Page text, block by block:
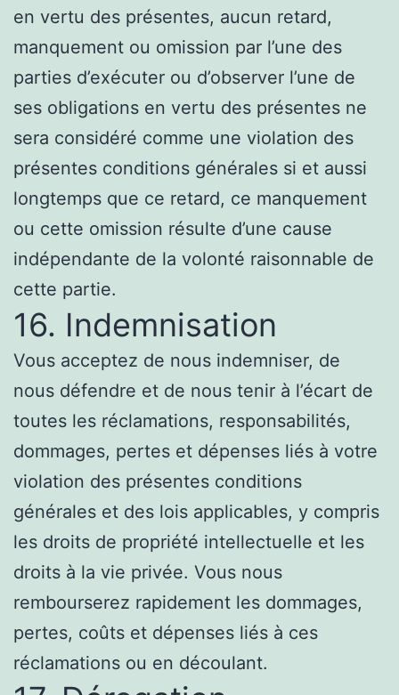
en vertu des présentes, aucun retard,
manquement ou omission par l’une des
parties d’exécuter ou d’observer l’une de
ses obligations en vertu des présentes ne
sera considéré comme une violation des
présentes conditions générales si et aussi
longtemps que ce retard, ce manquement
ou cette omission résulte d’une cause
indépendante de la volonté raisonnable de
cette partie.
16. Indemnisation
Vous acceptez de nous indemniser, de
nous défendre et de nous tenir à l’écart de
toutes les réclamations, responsabilités,
dommages, pertes et dépenses liés à votre
violation des présentes conditions
générales et des lois applicables, y compris
les droits de propriété intellectuelle et les
droits à la vie privée. Vous nous
rembourserez rapidement les dommages,
pertes, coûts et dépenses liés à ces
réclamations ou en découlant.